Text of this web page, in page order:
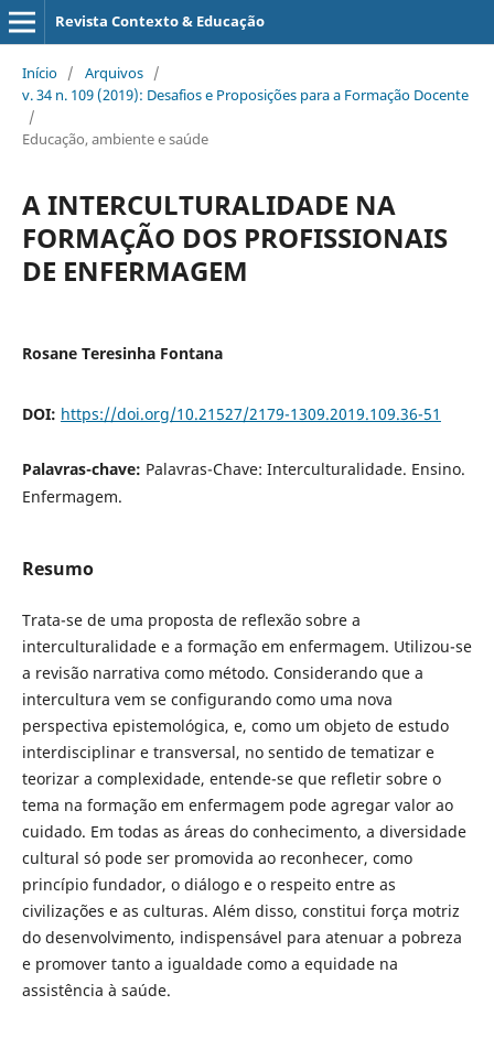
Revista Contexto & Educação
Início / Arquivos /
v. 34 n. 109 (2019): Desafios e Proposições para a Formação Docente
/
Educação, ambiente e saúde
A INTERCULTURALIDADE NA
FORMAÇÃO DOS PROFISSIONAIS
DE ENFERMAGEM
Rosane Teresinha Fontana
DOI: https://doi.org/10.21527/2179-1309.2019.109.36-51
Palavras-chave: Palavras-Chave: Interculturalidade. Ensino.
Enfermagem.
Resumo
Trata-se de uma proposta de reflexão sobre a
interculturalidade e a formação em enfermagem. Utilizou-se
a revisão narrativa como método. Considerando que a
intercultura vem se configurando como uma nova
perspectiva epistemológica, e, como um objeto de estudo
interdisciplinar e transversal, no sentido de tematizar e
teorizar a complexidade, entende-se que refletir sobre o
tema na formação em enfermagem pode agregar valor ao
cuidado. Em todas as áreas do conhecimento, a diversidade
cultural só pode ser promovida ao reconhecer, como
princípio fundador, o diálogo e o respeito entre as
civilizações e as culturas. Além disso, constitui força motriz
do desenvolvimento, indispensável para atenuar a pobreza
e promover tanto a igualdade como a equidade na
assistência à saúde.